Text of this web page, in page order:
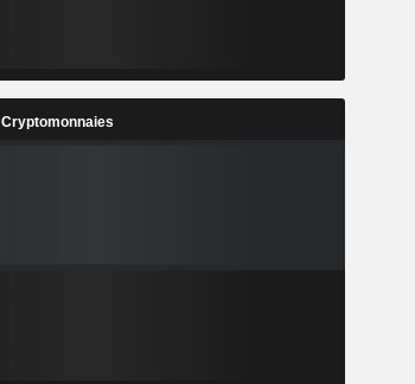
Cryptomonnaies